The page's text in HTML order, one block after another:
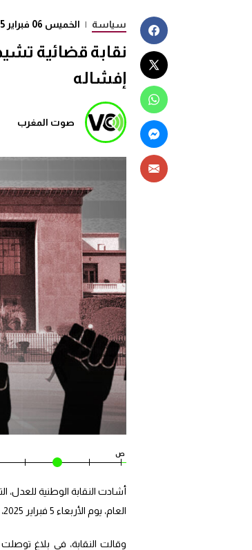
سياسة | الخميس 06 فبراير 2025 - 09:39
نقابة قضائية
إفشاله
صوت المغرب
ص
أشادت النقابة الوطنية للعدل،
العام، يوم الأربعاء 5 فبراير 2025، منددةً بما وصفته بـ”أساليب التضليل والترهيب” التي استُخدمت لمحاولة إفشاله.
وقالت النقابة، في بلاغ